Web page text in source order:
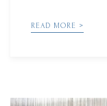
READ MORE >